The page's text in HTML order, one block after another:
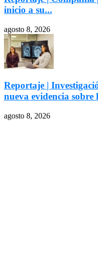
inicio a su...
agosto 8, 2026
Reportaje |
nueva evidencia sobre
agosto 8, 2026